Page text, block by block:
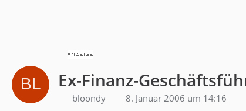
Ex-Finanz-
bloondy 8. Januar 2006 um 14:16